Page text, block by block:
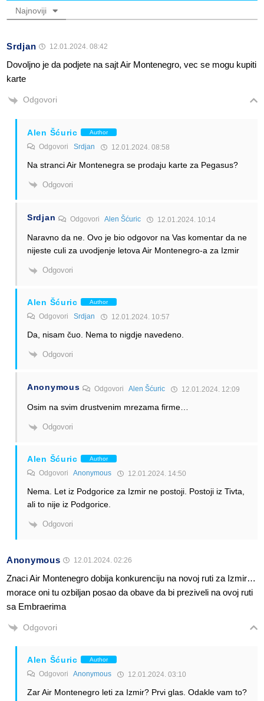
Najnoviji
Srdjan 12.01.2024. 08:42
Dovoljno je da podjete na sajt Air Montenegro, vec se mogu kupiti
karte
Odgovori
Alen Šćuric Author
Odgovori Srdjan 12.01.2024. 08:58
Na stranci Air Montenegra se prodaju karte za Pegasus?
Odgovori
Srdjan OdgovoriAlen Šćuric 12.01.2024. 10:14
Naravno da ne. Ovo je bio odgovor na Vas komentar da ne
nijeste culi za uvodjenje letova Air Montenegro-a za Izmir
Odgovori
Alen Šćuric Author
Odgovori Srdjan 12.01.2024. 10:57
Da, nisam čuo. Nema to nigdje navedeno.
Odgovori
Anonymous OdgovoriAlen Šćuric 12.01.2024. 12:09
Osim na svim drustvenim mrezama firme…
Odgovori
Alen Šćuric Author
Odgovori Anonymous 12.01.2024. 14:50
Nema. Let iz Podgorice za Izmir ne postoji. Postoji iz Tivta,
ali to nije iz Podgorice.
Odgovori
Anonymous 12.01.2024. 02:26
Znaci Air Montenegro dobija konkurenciju na novoj ruti za Izmir…
morace oni tu ozbiljan posao da obave da bi preziveli na ovoj ruti
sa Embraerima
Odgovori
Alen Šćuric Author
Odgovori Anonymous 12.01.2024. 03:10
Zar Air Montenegro leti za Izmir? Prvi glas. Odakle vam to?